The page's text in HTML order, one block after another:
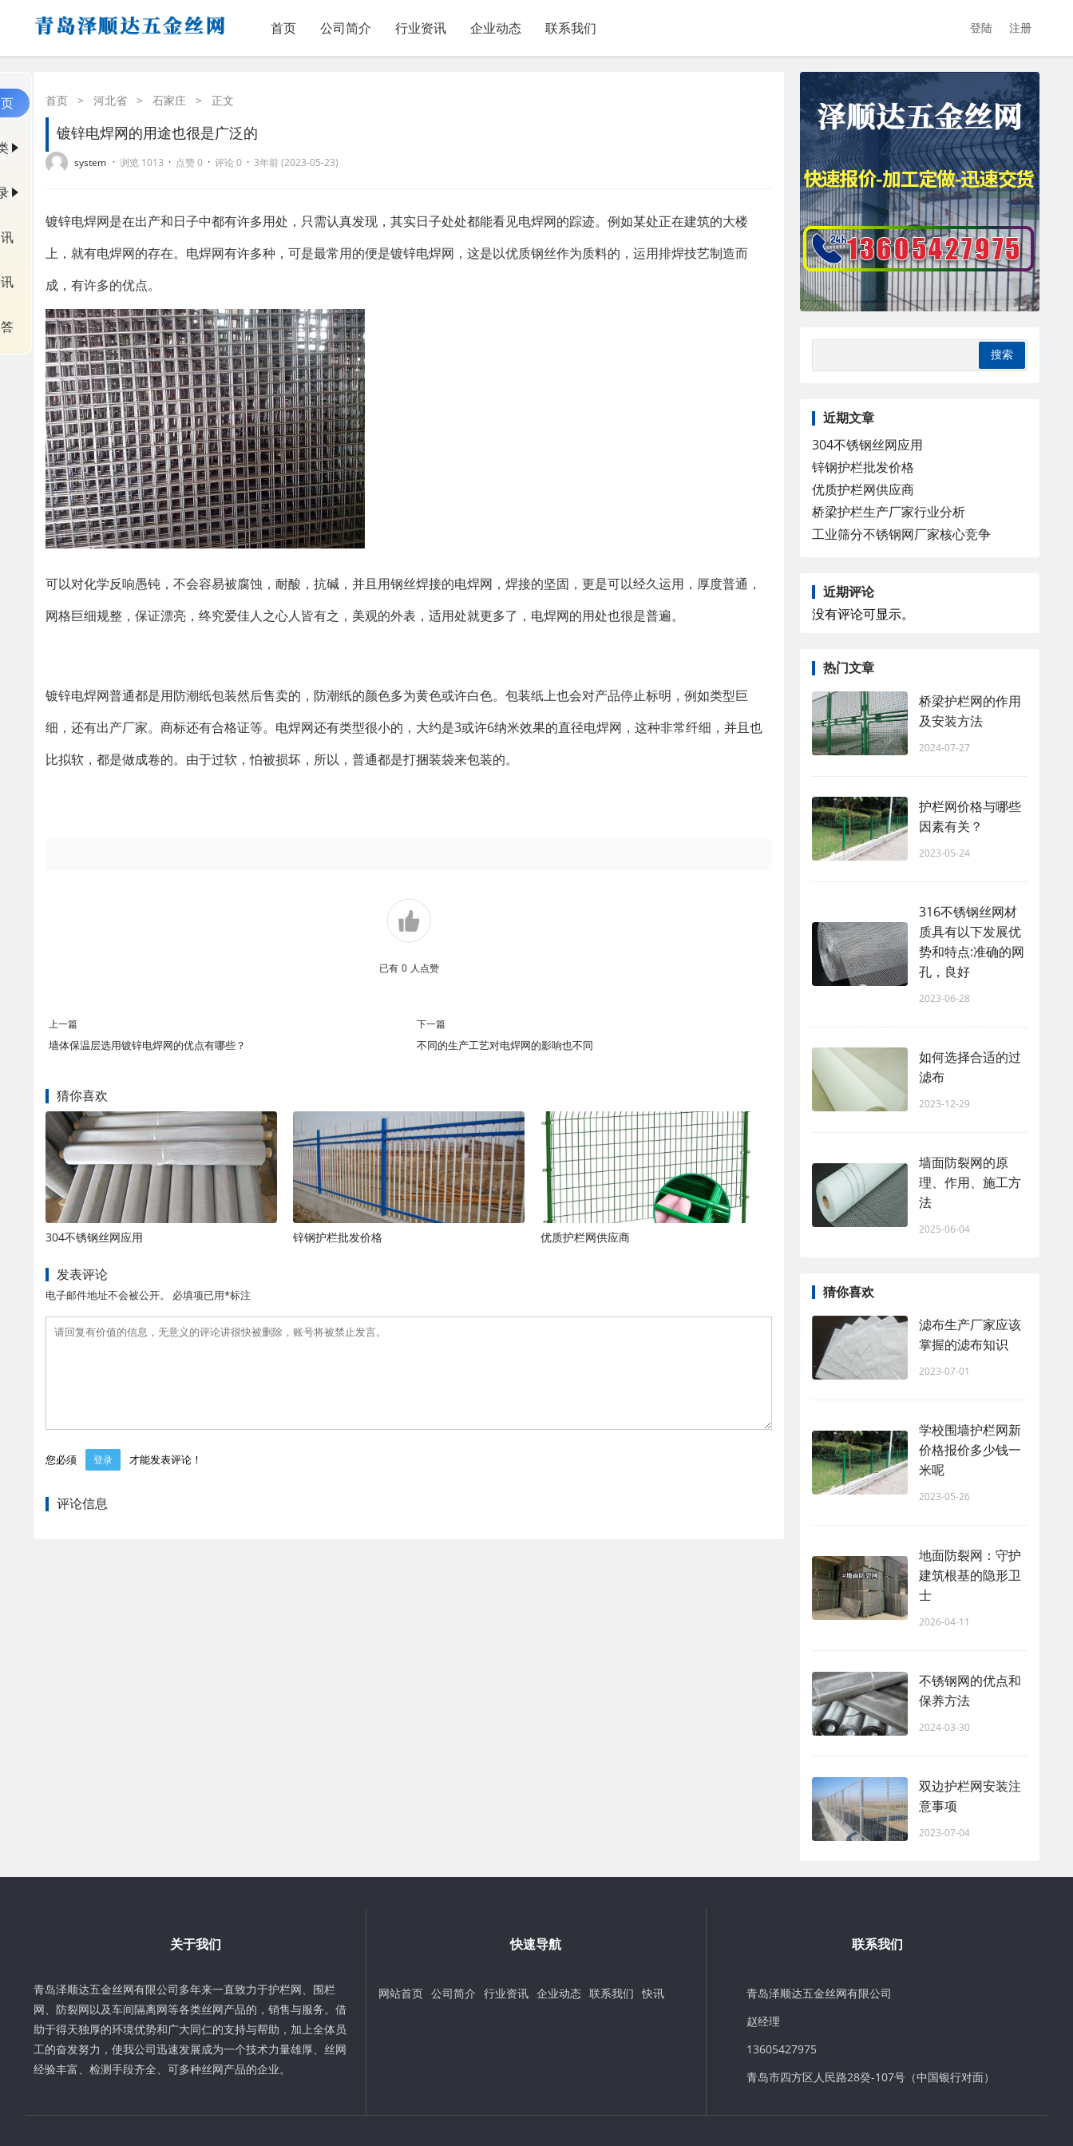
首页 公司简介 行业资讯 企业动态 联系我们 登陆 注册
首页 > 河北省 > 石家庄 > 正文
镀锌电焊网的用途也很是广泛的
system · 浏览 1013 · 点赞 0 · 评论 0 · 3年前 (2023-05-23)
镀锌电焊网是在出产和日子中都有许多用处，只需认真发现，其实日子处处都能看见电焊网的踪迹。例如某处正在建筑的大楼
上，就有电焊网的存在。电焊网有许多种，可是最常用的便是镀锌电焊网，这是以优质钢丝作为质料的，运用排焊技艺制造而
成，有许多的优点。
可以对化学反响愚钝，不会容易被腐蚀，耐酸，抗碱，并且用钢丝焊接的电焊网，焊接的坚固，更是可以经久运用，厚度普通，
网格巨细规整，保证漂亮，终究爱佳人之心人皆有之，美观的外表，适用处就更多了，电焊网的用处也很是普遍。
镀锌电焊网普通都是用防潮纸包装然后售卖的，防潮纸的颜色多为黄色或许白色。包装纸上也会对产品停止标明，例如类型巨
细，还有出产厂家。商标还有合格证等。电焊网还有类型很小的，大约是3或许6纳米效果的直径电焊网，这种非常纤细，并且也
比拟软，都是做成卷的。由于过软，怕被损坏，所以，普通都是打捆装袋来包装的。
已有 0 人点赞
上一篇
墙体保温层选用镀锌电焊网的优点有哪些？
下一篇
不同的生产工艺对电焊网的影响也不同
猜你喜欢
304不锈钢丝网应用 锌钢护栏批发价格 优质护栏网供应商
发表评论
电子邮件地址不会被公开。 必填项已用*标注
您必须 登录 才能发表评论！
评论信息
近期文章
304不锈钢丝网应用
锌钢护栏批发价格
优质护栏网供应商
桥梁护栏生产厂家行业分析
工业筛分不锈钢网厂家核心竞争
近期评论
没有评论可显示。
热门文章
桥梁护栏网的作用
及安装方法
2024-07-27
护栏网价格与哪些
因素有关？
2023-05-24
316不锈钢丝网材
质具有以下发展优
势和特点:准确的网
孔，良好
2023-06-28
如何选择合适的过
滤布
2023-12-29
墙面防裂网的原
理、作用、施工方
法
2025-06-04
猜你喜欢
滤布生产厂家应该
掌握的滤布知识
2023-07-01
学校围墙护栏网新
价格报价多少钱一
米呢
2023-05-26
地面防裂网：守护
建筑根基的隐形卫
士
2026-04-11
不锈钢网的优点和
保养方法
2024-03-30
双边护栏网安装注
意事项
2023-07-04
关于我们
青岛泽顺达五金丝网有限公司多年来一直致力于护栏网、围栏
网、防裂网以及车间隔离网等各类丝网产品的，销售与服务。借
助于得天独厚的环境优势和广大同仁的支持与帮助，加上全体员
工的奋发努力，使我公司迅速发展成为一个技术力量雄厚、丝网
经验丰富、检测手段齐全、可多种丝网产品的企业。
快速导航
网站首页 公司简介 行业资讯 企业动态 联系我们 快讯
联系我们
青岛泽顺达五金丝网有限公司
赵经理
13605427975
青岛市四方区人民路28癸-107号（中国银行对面）